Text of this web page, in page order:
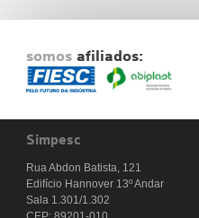
somos afiliados:
Simpesc
Rua Abdon Batista, 121
Edifício Hannover 13º Andar
Sala 1.301/1.302